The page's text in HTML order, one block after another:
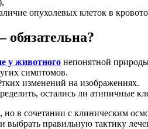
опухолевых клеток в
у животного непонятной
симптомов.
изменений на изображениях.
остались ли атипичные
но в сочетании с клиническим
выбрать правильную тактику